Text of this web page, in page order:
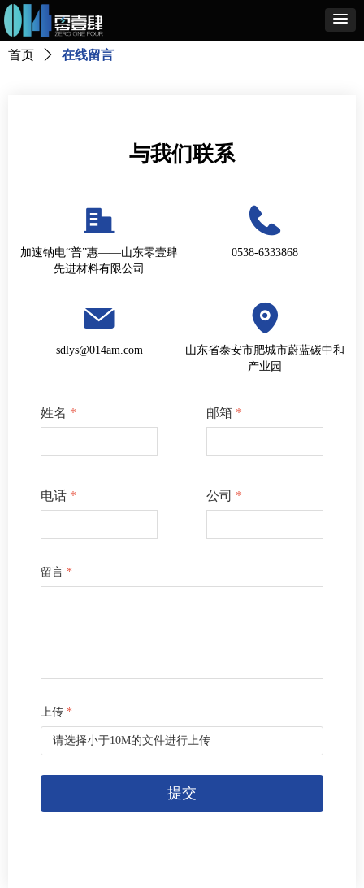
与我们联系
加速钠电“普”惠——山东零壹肆
先进材料有限公司
0538-6333868
sdlys@014am.com
山东省泰安市肥城市蔚蓝碳中和
产业园
姓名 * 邮箱 *
电话 * 公司 *
留言 *
上传 *
请选择小于10M的文件进行上传
提交
首页 ꄲ 在线留言